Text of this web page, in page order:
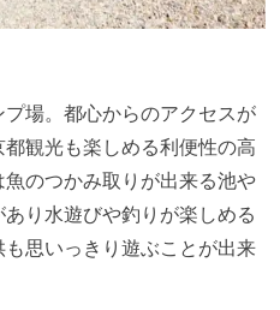
場。都心からのアクセスが
観光も楽しめる利便性の高
のつかみ取りが出来る池や
り水遊びや釣りが楽しめる
思いっきり遊ぶことが出来